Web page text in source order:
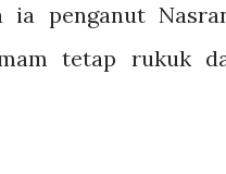
ia penganut
tetap rukuk